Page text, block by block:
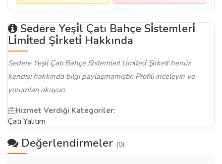
Sedere Yeşi̇l Çatı Bahçe Si̇stemleri̇
Li̇mi̇ted Şi̇rketi̇ Hakkında
Sedere Yeşi̇l Çatı Bahçe Si̇stemleri̇ Li̇mi̇ted Şi̇rketi̇ henüz
kendisi hakkında bilgi paylaşmamıştır. Profili inceleyin ve
yorumları okuyun.
Hizmet Verdiği Kategoriler:
Çatı Yalıtım
Değerlendirmeler (0)